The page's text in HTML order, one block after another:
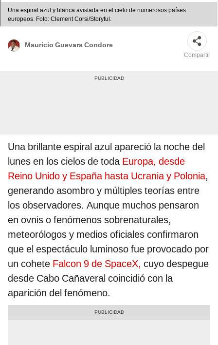
Una espiral azul y blanca avistada en el cielo de numerosos países
europeos. Foto: Clement Corsi/Storyful.
Mauricio Guevara Condore
Compartir
Una brillante espiral azul apareció la noche del
lunes en los cielos de toda Europa, desde
Reino Unido y España hasta Ucrania y Polonia,
generando asombro y múltiples teorías entre
los observadores. Aunque muchos pensaron
en ovnis o fenómenos sobrenaturales,
meteorólogos y medios oficiales confirmaron
que el espectáculo luminoso fue provocado por
un cohete Falcon 9 de SpaceX, cuyo despegue
desde Cabo Cañaveral coincidió con la
aparición del fenómeno.